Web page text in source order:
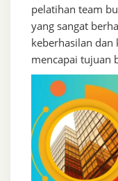
pelatihan team
yang sangat
keberhasilan
mencapai tujuan